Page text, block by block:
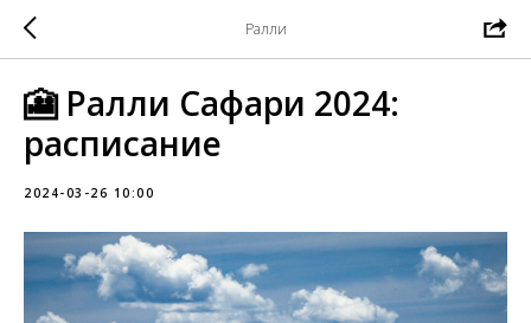
Ралли
🎦 Ралли Сафари 2024:
расписание
2024-03-26 10:00